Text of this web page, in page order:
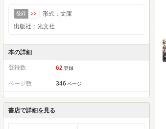
登録 22
形式：文庫
出版社：光文社
本の詳細
登録数 62 登録
ページ数 346 ページ
書店で詳細を見る